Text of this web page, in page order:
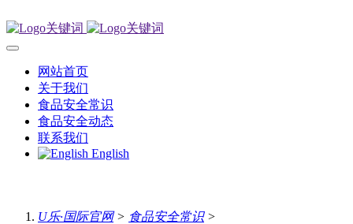
网站首页
关于我们
食品安全常识
食品安全动态
联系我们
English
U乐·国际官网> 食品安全常识>